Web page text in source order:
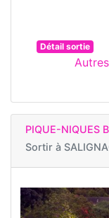
Détail sortie
PIQUE-NIQUES
Sortir à